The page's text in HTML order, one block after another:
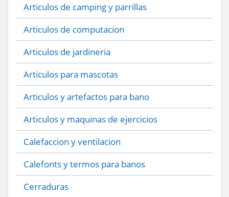
Articulos de camping y parrillas
Articulos de computacion
Articulos de jardineria
Articulos para mascotas
Articulos y artefactos para bano
Articulos y maquinas de ejercicios
Calefaccion y ventilacion
Calefonts y termos para banos
Cerraduras